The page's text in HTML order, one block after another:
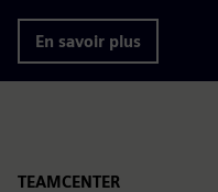
En savoir plus
TEAMCENTER